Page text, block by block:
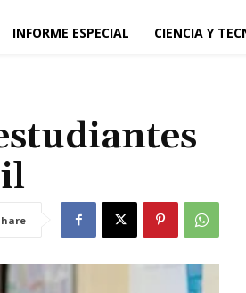
INFORME ESPECIAL CIENCIA Y